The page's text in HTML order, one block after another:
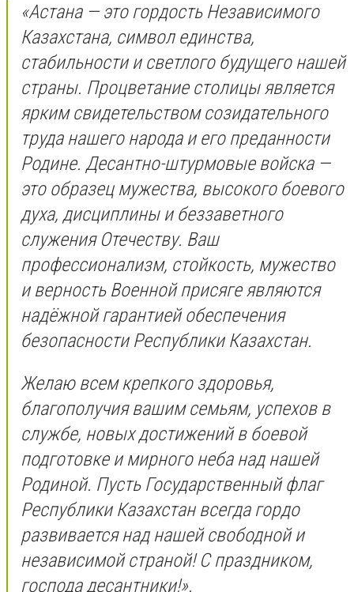
«Астана — это гордость Независимого
Казахстана, символ единства,
стабильности и светлого будущего нашей
страны. Процветание столицы является
ярким свидетельством созидательного
труда нашего народа и его преданности
Родине. Десантно-штурмовые войска —
это образец мужества, высокого боевого
духа, дисциплины и беззаветного
служения Отечеству. Ваш
профессионализм, стойкость, мужество
и верность Военной присяге являются
надёжной гарантией обеспечения
безопасности Республики Казахстан.
Желаю всем крепкого здоровья,
благополучия вашим семьям, успехов в
службе, новых достижений в боевой
подготовке и мирного неба над нашей
Родиной. Пусть Государственный флаг
Республики Казахстан всегда гордо
развивается над нашей свободной и
независимой страной! С праздником,
господа десантники!».